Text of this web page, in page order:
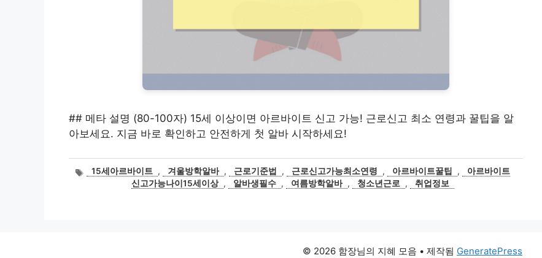
## 메타 설명 (80-100자) 15세 이상이면 아르바이트 신고 가능! 근로신고 최소 연령과 꿀팁을 알
아보세요. 지금 바로 확인하고 안전하게 첫 알바 시작하세요!
태15세아르바이트 , 겨울방학알바 , 근로기준법 , 근로신고가능최소연령 , 아르바이트꿀팁 ,
아르바이트
신고가능나이15세이상 , 알바생필수 , 여름방학알바 , 청소년근로 , 취업정보
© 2026 함장님의 지혜 모음 • 제작됨 GeneratePress